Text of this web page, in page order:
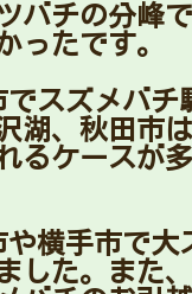
バチの分峰
ったです。
でスズメバチ
湖、秋田市
るケースが
や横手市で大
した。また